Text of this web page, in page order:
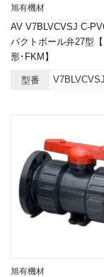
旭有機材
AV V7BLVCVSJ C-
パクトボール弁27型
形･FKM】
型番 V7BLVCVSJ
旭有機材